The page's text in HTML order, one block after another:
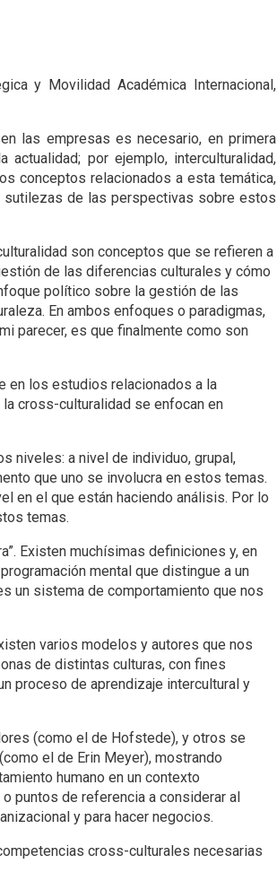
y Movilidad Académica Internacional,
las empresas es necesario, en primera
por ejemplo, interculturalidad,
conceptos relacionados a esta temática,
sutilezas de las perspectivas sobre estos
son conceptos que se refieren a
de las diferencias culturales y cómo
político sobre la gestión de las
En ambos enfoques o paradigmas,
parecer, es que finalmente como son
en los estudios relacionados a la
cross-culturalidad se enfocan en
niveles: a nivel de individuo, grupal,
que uno se involucra en estos temas.
en el que están haciendo análisis. Por lo
temas.
Existen muchísimas definiciones y, en
mental que distingue a un
un sistema de comportamiento que nos
varios modelos y autores que nos
de distintas culturas, con fines
proceso de aprendizaje intercultural y
(como el de Hofstede), y otros se
el de Erin Meyer), mostrando
humano en un contexto
puntos de referencia a considerar al
y para hacer negocios.
cross-culturales necesarias